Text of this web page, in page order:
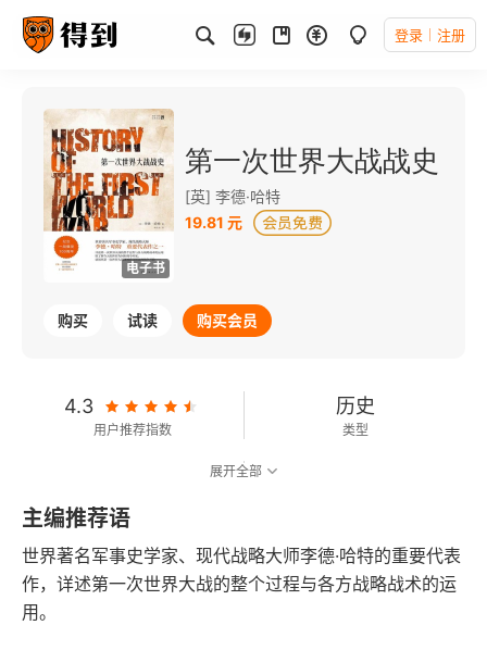
登录 注册
电子书
第一次世界大战战史
[英] 李德·哈特
19.81 元
购买 试读 购买会员
4.3
用户推荐指数
历史
类型
370千字
字数
2014-08-01
发行日期
展开全部
主编推荐语
世界著名军事史学家、现代战略大师李德·哈特的重要代表
作，详述第一次世界大战的整个过程与各方战略战术的运
用。